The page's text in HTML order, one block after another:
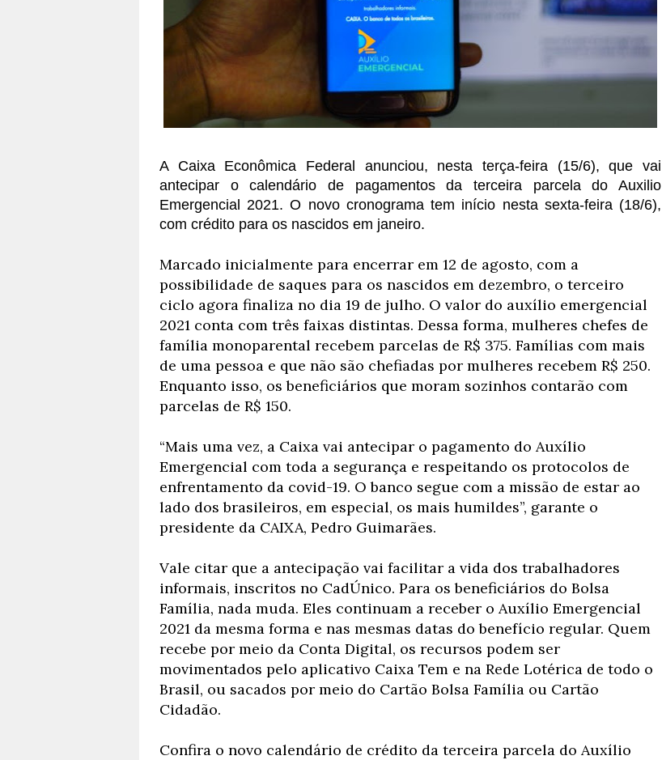
A Caixa Econômica Federal anunciou, nesta terça-feira (15/6), que vai
antecipar o calendário de pagamentos da terceira parcela do Auxilio
Emergencial 2021. O novo cronograma tem início nesta sexta-feira (18/6),
com crédito para os nascidos em janeiro.
Marcado inicialmente para encerrar em 12 de agosto, com a
possibilidade de saques para os nascidos em dezembro, o terceiro
ciclo agora finaliza no dia 19 de julho. O valor do auxílio emergencial
2021 conta com três faixas distintas. Dessa forma, mulheres chefes de
família monoparental recebem parcelas de R$ 375. Famílias com mais
de uma pessoa e que não são chefiadas por mulheres recebem R$ 250.
Enquanto isso, os beneficiários que moram sozinhos contarão com
parcelas de R$ 150.
“Mais uma vez, a Caixa vai antecipar o pagamento do Auxílio
Emergencial com toda a segurança e respeitando os protocolos de
enfrentamento da covid-19. O banco segue com a missão de estar ao
lado dos brasileiros, em especial, os mais humildes”, garante o
presidente da CAIXA, Pedro Guimarães.
Vale citar que a antecipação vai facilitar a vida dos trabalhadores
informais, inscritos no CadÚnico. Para os beneficiários do Bolsa
Família, nada muda. Eles continuam a receber o Auxílio Emergencial
2021 da mesma forma e nas mesmas datas do benefício regular. Quem
recebe por meio da Conta Digital, os recursos podem ser
movimentados pelo aplicativo Caixa Tem e na Rede Lotérica de todo o
Brasil, ou sacados por meio do Cartão Bolsa Família ou Cartão
Cidadão.
Confira o novo calendário de crédito da terceira parcela do Auxílio